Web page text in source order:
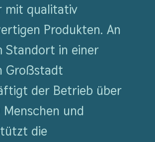
mit qualitativ
Produkten. An
Standort in einer
Großstadt
der Betrieb über
und
die